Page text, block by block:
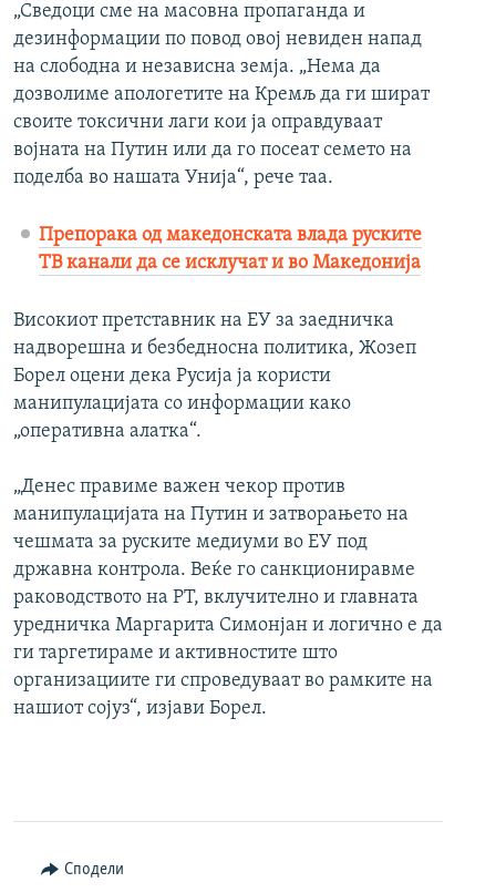
„Сведоци сме на масовна пропаганда и
дезинформации по повод овој невиден напад
на слободна и независна земја. „Нема да
дозволиме апологетите на Кремљ да ги шират
своите токсични лаги кои ја оправдуваат
војната на Путин или да го посеат семето на
поделба во нашата Унија“, рече таа.
Препорака од македонската влада руските
ТВ канали да се исклучат и во Македонија
Високиот претставник на ЕУ за заедничка
надворешна и безбедносна политика, Жозеп
Борел оцени дека Русија ја користи
манипулацијата со информации како
„оперативна алатка“.
„Денес правиме важен чекор против
манипулацијата на Путин и затворањето на
чешмата за руските медиуми во ЕУ под
државна контрола. Веќе го санкциониравме
раководството на РТ, вклучително и главната
уредничка Маргарита Симонјан и логично е да
ги таргетираме и активностите што
организациите ги спроведуваат во рамките на
нашиот сојуз“, изјави Борел.
Сподели